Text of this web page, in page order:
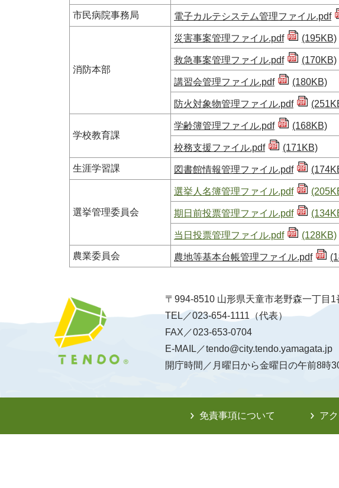
市民病院事務局 電子カルテシステム管理ファイル.pdf
消防本部
災害事案管理ファイル.pdf (195KB)
救急事案管理ファイル.pdf (170KB)
講習会管理ファイル.pdf (180KB)
防火対象物管理ファイル.pdf
学校教育課
学齢簿管理ファイル.pdf (168KB)
校務支援ファイル.pdf (171KB)
生涯学習課 図書館情報管理ファイル.pdf
選挙管理委員会
選挙人名簿管理ファイル.pdf
期日前投票管理ファイル.pdf
当日投票管理ファイル.pdf (128KB)
農業委員会 農地等基本台帳管理ファイル.pdf
〒994-8510 山形県天童市老野森一丁目1
TEL／023-654-1111（代表）
FAX／023-653-0704
E-MAIL／tendo@city.tendo.yamagata.jp
開庁時間／月曜日から金曜日の午前8時
免責事項について ア